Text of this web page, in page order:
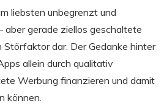
liebsten unbegrenzt und
aber gerade ziellos geschaltete
dar. Der Gedanke hinter
allein durch qualitativ
Werbung finanzieren und damit
können.